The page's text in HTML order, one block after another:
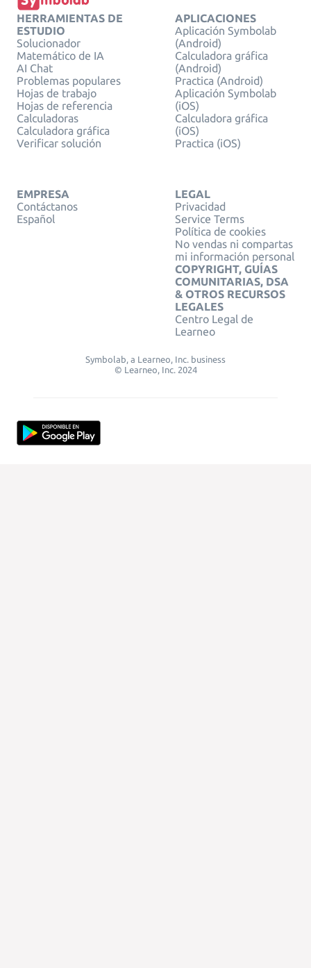
HERRAMIENTAS DE
ESTUDIO
Solucionador
Matemático de IA
AI Chat
Problemas populares
Hojas de trabajo
Hojas de referencia
Calculadoras
Calculadora gráfica
Verificar solución
APLICACIONES
Aplicación Symbolab
(Android)
Calculadora gráfica
(Android)
Practica (Android)
Aplicación Symbolab
(iOS)
Calculadora gráfica
(iOS)
Practica (iOS)
EMPRESA
Contáctanos
Español
LEGAL
Privacidad
Service Terms
Política de cookies
No vendas ni compartas
mi información personal
COPYRIGHT, GUÍAS
COMUNITARIAS, DSA
& OTROS RECURSOS
LEGALES
Centro Legal de
Learneo
Symbolab, a Learneo, Inc. business
© Learneo, Inc. 2024